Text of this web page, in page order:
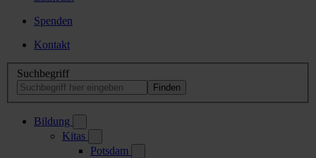
Spenden
Kontakt
Suchbegriff
Bildung
Kitas
Potsdam